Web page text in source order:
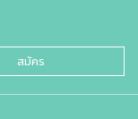
สมัคร